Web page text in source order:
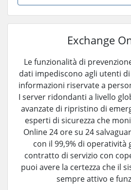
Exchange
Le funzionalità di
dati impediscono agli utenti
informazioni riservate a
I server ridondanti a livello
avanzate di ripristino di
esperti di sicurezza che
Online 24 ore su 24
con il 99,9% di operatività
contratto di servizio con
puoi avere la certezza che il
sempre attivo e